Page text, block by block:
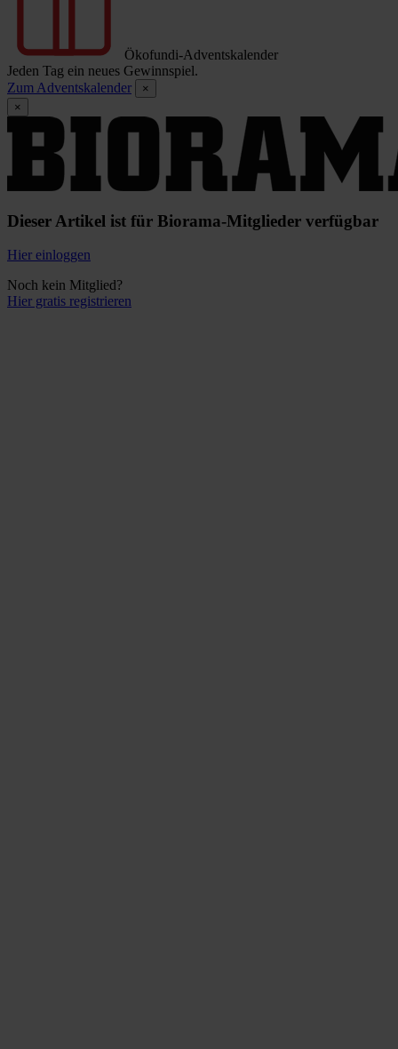
Ökofundi-Adventskalender
Jeden Tag ein neues Gewinnspiel.
Zum Adventskalender
×
×
Dieser Artikel ist für Biorama-Mitglieder verfügbar
Hier einloggen
Noch kein Mitglied?
Hier gratis registrieren